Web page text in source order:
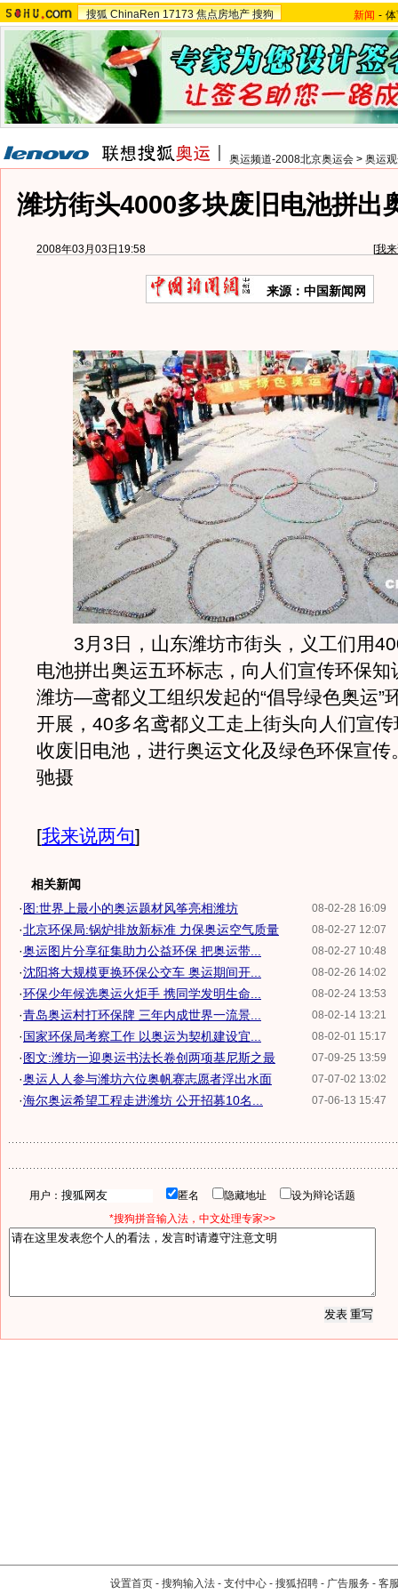
搜狐 ChinaRen 17173 焦点房地产 搜狗 新闻 -
奥运频道-2008北京奥运会 > 奥运
潍坊街头4000多块废旧电池拼出
2008年03月03日19:58 [我
来源：中国新闻网
3月3日，山东潍坊市街头，义工们用
电池拼出奥运五环标志，向人们宣传环保知
潍坊—鸢都义工组织发起的“倡导绿色奥运”
开展，40多名鸢都义工走上街头向人们宣
收废旧电池，进行奥运文化及绿色环保宣传
驰摄
[我来说两句]
相关新闻
08-02-28 16:09
·图:世界上最小的奥运题材风筝亮相潍坊
08-02-27 12:07
·北京环保局:锅炉排放新标准 力保奥运空气质量
08-02-27 10:48
·奥运图片分享征集助力公益环保 把奥运带...
08-02-26 14:02
·沈阳将大规模更换环保公交车 奥运期间开...
08-02-24 13:53
·环保少年候选奥运火炬手 携同学发明生命...
08-02-14 13:21
·青岛奥运村打环保牌 三年内成世界一流景...
08-02-01 15:17
·国家环保局考察工作 以奥运为契机建设宜...
07-09-25 13:59
·图文:潍坊一迎奥运书法长卷创两项基尼斯之最
07-07-02 13:02
·奥运人人参与潍坊六位奥帆赛志愿者浮出水面
07-06-13 15:47
·海尔奥运希望工程走进潍坊 公开招募10名...
用户： 匿名 隐藏地址
设为辩论话题
*搜狗拼音输入法，中文处理专家>>
设置首页 - 搜狗输入法 - 支付中心 - 搜狐招聘 - 广告服务 - 客